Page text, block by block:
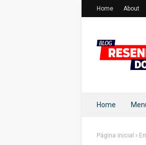
Home About
Home
Página inicial